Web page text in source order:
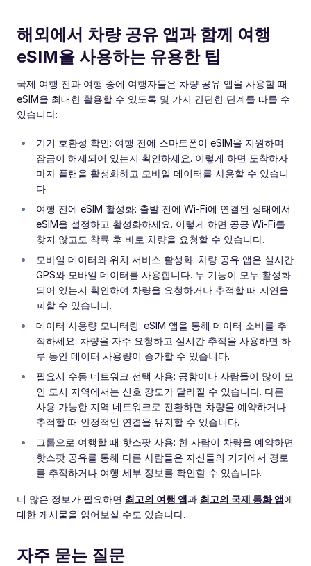
해외에서 차량 공유 앱과 함께 여행
eSIM을 사용하는 유용한 팁
국제 여행 전과 여행 중에 여행자들은 차량 공유 앱을 사용할 때
eSIM을 최대한 활용할 수 있도록 몇 가지 간단한 단계를 따를 수
있습니다:
기기 호환성 확인: 여행 전에 스마트폰이 eSIM을 지원하며
잠금이 해제되어 있는지 확인하세요. 이렇게 하면 도착하자
마자 플랜을 활성화하고 모바일 데이터를 사용할 수 있습니
다.
여행 전에 eSIM 활성화: 출발 전에 Wi-Fi에 연결된 상태에서
eSIM을 설정하고 활성화하세요. 이렇게 하면 공공 Wi-Fi를
찾지 않고도 착륙 후 바로 차량을 요청할 수 있습니다.
모바일 데이터와 위치 서비스 활성화: 차량 공유 앱은 실시간
GPS와 모바일 데이터를 사용합니다. 두 기능이 모두 활성화
되어 있는지 확인하여 차량을 요청하거나 추적할 때 지연을
피할 수 있습니다.
데이터 사용량 모니터링: eSIM 앱을 통해 데이터 소비를 추
적하세요. 차량을 자주 요청하고 실시간 추적을 사용하면 하
루 동안 데이터 사용량이 증가할 수 있습니다.
필요시 수동 네트워크 선택 사용: 공항이나 사람들이 많이 모
인 도시 지역에서는 신호 강도가 달라질 수 있습니다. 다른
사용 가능한 지역 네트워크로 전환하면 차량을 예약하거나
추적할 때 안정적인 연결을 유지할 수 있습니다.
그룹으로 여행할 때 핫스팟 사용: 한 사람이 차량을 예약하면
핫스팟 공유를 통해 다른 사람들은 자신들의 기기에서 경로
를 추적하거나 여행 세부 정보를 확인할 수 있습니다.
더 많은 정보가 필요하면 최고의 여행 앱과 최고의 국제 통화 앱에
대한 게시물을 읽어보실 수도 있습니다.
자주 묻는 질문